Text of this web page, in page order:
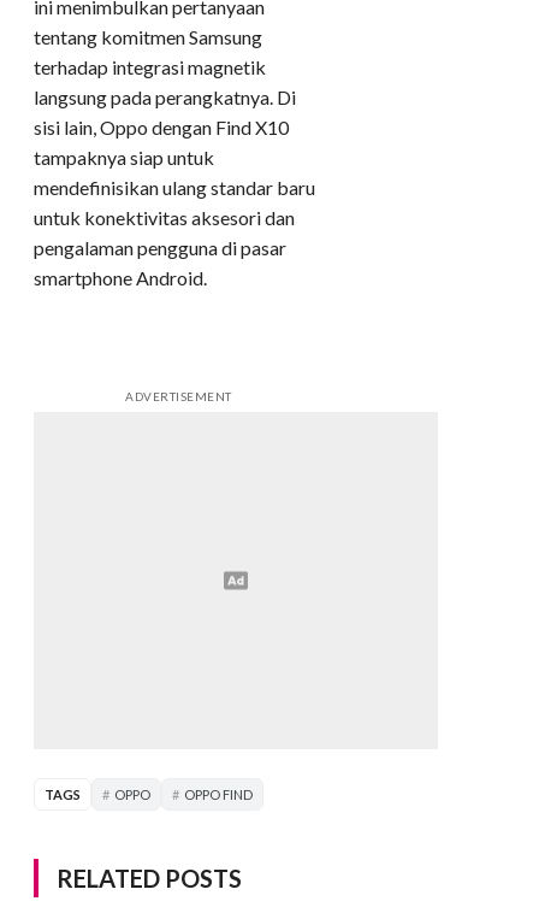
ini menimbulkan pertanyaan
tentang komitmen Samsung
terhadap integrasi magnetik
langsung pada perangkatnya. Di
sisi lain, Oppo dengan Find X10
tampaknya siap untuk
mendefinisikan ulang standar baru
untuk konektivitas aksesori dan
pengalaman pengguna di pasar
smartphone Android.
ADVERTISEMENT
TAGS OPPO OPPO FIND
RELATED POSTS